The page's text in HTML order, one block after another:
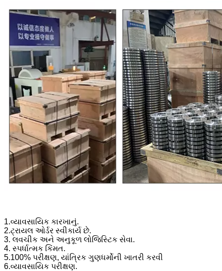
1.વ્યાવસાયિક કારખાનું.
2.ટ્રાયલ ઓર્ડર સ્વીકાર્ય છે.
3. લવચીક અને અનુકૂળ લોજિસ્ટિક સેવા.
4. સ્પર્ધાત્મક કિંમત.
5.100% પરીક્ષણ, યાંત્રિક ગુણધર્મોની ખાતરી કરવી
6.વ્યાવસાયિક પરીક્ષણ.